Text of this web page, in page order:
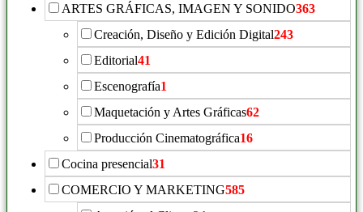
ARTES GRÁFICAS, IMAGEN Y SONIDO363
Creación, Diseño y Edición Digital243
Editorial41
Escenografía1
Maquetación y Artes Gráficas62
Producción Cinematográfica16
Cocina presencial31
COMERCIO Y MARKETING585